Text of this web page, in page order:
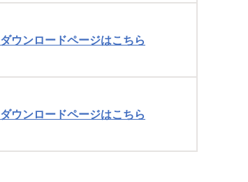
ダウンロードページはこちら
ダウンロードページはこちら